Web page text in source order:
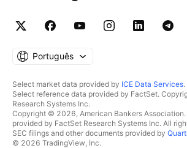
Português
Select market data provided by ICE Data Services.
Select reference data provided by FactSet.
Research Systems Inc.
Copyright © 2026, American Bankers Association.
provided by FactSet Research Systems Inc. All
SEC filings and other documents provided by
© 2026 TradingView, Inc.